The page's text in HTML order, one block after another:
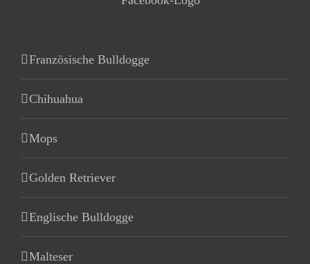
Französische Bulldogge
Chihuahua
Mops
Golden Retriever
Englische Bulldogge
Malteser